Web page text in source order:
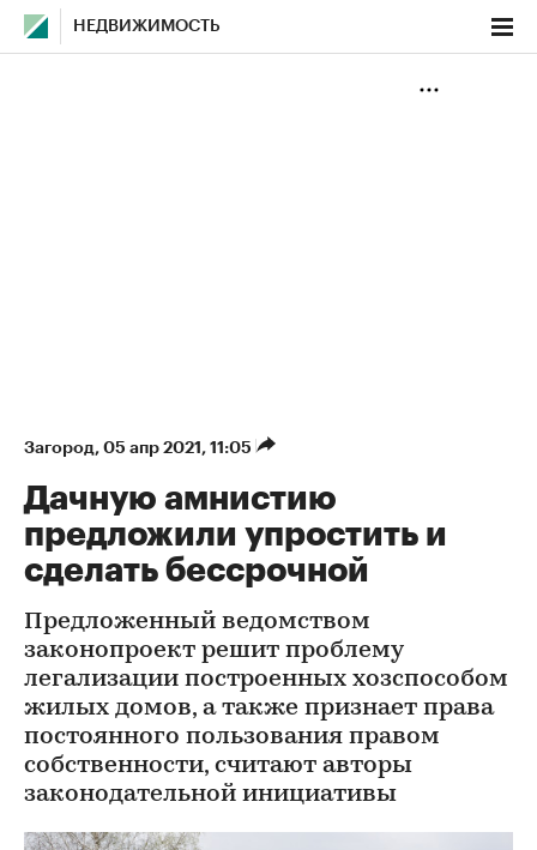
НЕДВИЖИМОСТЬ
Загород⁠, 05 апр 2021, 11:05
Дачную амнистию
предложили упростить и
сделать бессрочной
Предложенный ведомством
законопроект решит проблему
легализации построенных хозспособом
жилых домов, а также признает права
постоянного пользования правом
собственности, считают авторы
законодательной инициативы